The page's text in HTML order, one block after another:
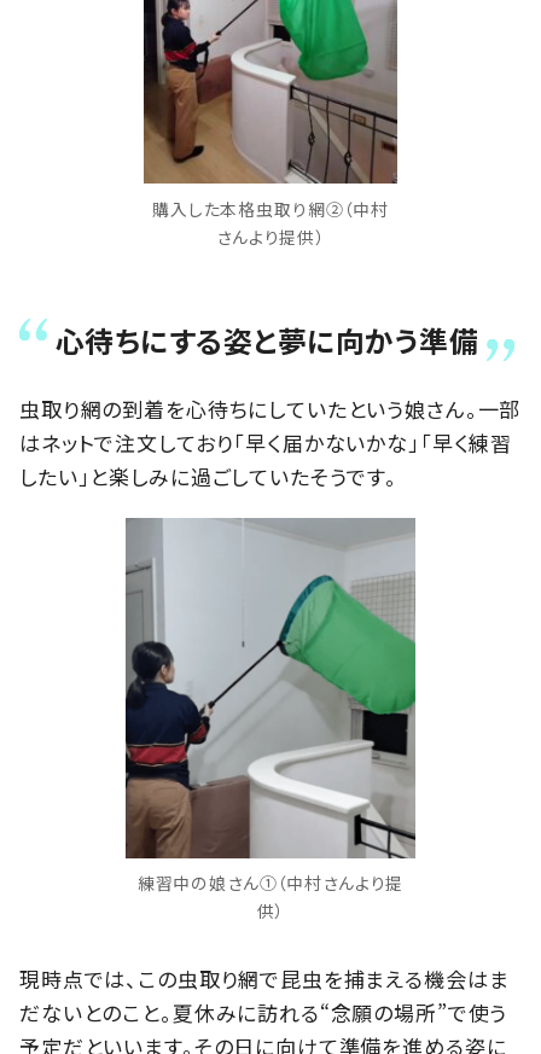
購入した本格虫取り網②（中村
さんより提供）
心待ちにする姿と夢に向かう準備
虫取り網の到着を心待ちにしていたという娘さん。一部
はネットで注文しており「早く届かないかな」「早く練習
したい」と楽しみに過ごしていたそうです。
練習中の娘さん①（中村さんより提
供）
現時点では、この虫取り網で昆虫を捕まえる機会はま
だないとのこと。夏休みに訪れる“念願の場所”で使う
予定だといいます。その日に向けて準備を進める姿に